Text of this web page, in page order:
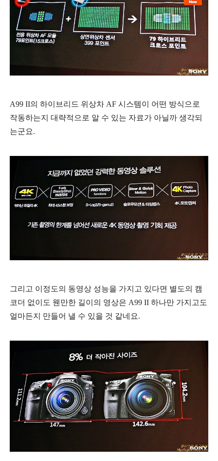
A99 II의 하이브리드 위상차 AF 시스템이 어떤 방식으로
작동하는지 대략적으로 알 수 있는 자료가 아닐까 생각되
는군요.
그리고 이정도의 동영상 성능을 가지고 있다면 별도의 캠
코더 없이도 웬만한 길이의 영상은 A99 II 하나만 가지고도
얼마든지 만들어 낼 수 있을 것 같네요.